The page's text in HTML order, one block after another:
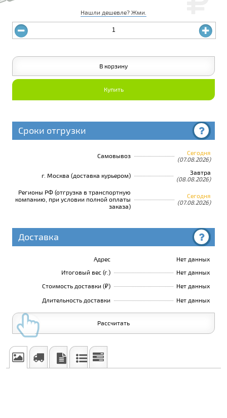
Нашли дешевле? Жми.
В корзину
Купить
Сроки отгрузки
Самовывоз Сегодня
(07.08.2026)
г. Москва (доставка курьером) Завтра
(08.08.2026)
Регионы РФ (отгрузка в транспортную
компанию, при условии полной оплаты
заказа)
Сегодня
(07.08.2026)
Доставка
Адрес
Нет данных
Итоговый вес (г.)
Нет данных
Стоимость доставки (₽)
Нет данных
Длительность доставки
Нет данных
Рассчитать